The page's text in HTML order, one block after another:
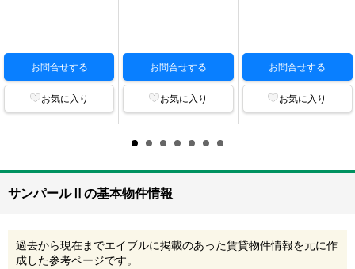
お問合せする
お気に入り
お問合せする
お気に入り
お問合せする
お気に入り
サンパールⅡの基本物件情報
過去から現在までエイブルに掲載のあった賃貸物件情報を元に作
成した参考ページです。